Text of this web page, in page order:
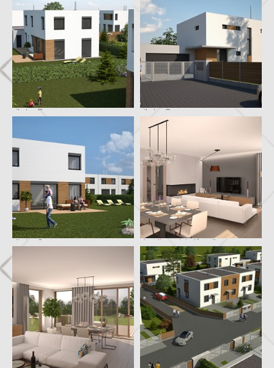
vila typ C vila typ C
vila typ C vizualizace interiéru vily